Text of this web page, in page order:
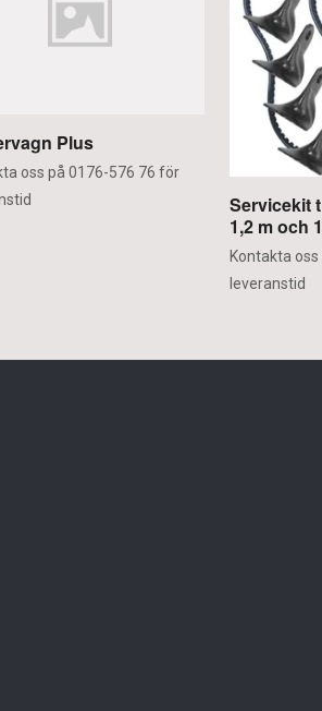
Plus
oss på 0176-576 76 för
Servicekit
1,2 m och
Kontakta
leveranstid